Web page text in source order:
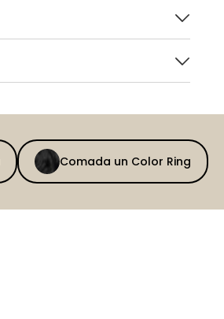
Comada un Color Ring